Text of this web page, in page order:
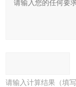
请输入计算结果（填